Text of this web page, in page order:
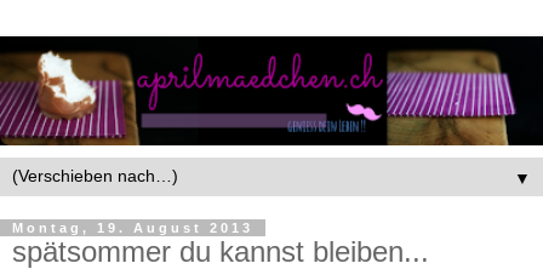
▼
Montag, 19. August 2013
spätsommer du kannst bleiben...